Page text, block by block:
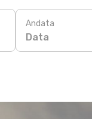
Andata
Data